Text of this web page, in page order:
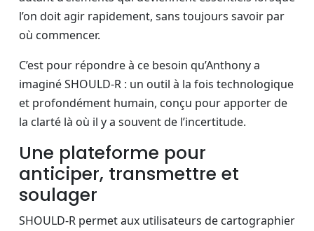
l’on doit agir rapidement, sans toujours savoir par
où commencer.
C’est pour répondre à ce besoin qu’Anthony a
imaginé SHOULD-R : un outil à la fois technologique
et profondément humain, conçu pour apporter de
la clarté là où il y a souvent de l’incertitude.
Une plateforme pour
anticiper, transmettre et
soulager
SHOULD-R permet aux utilisateurs de cartographier